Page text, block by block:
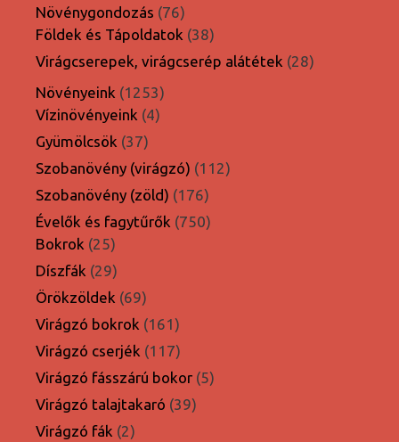
termék
Növénygondozás 7676
termék
Földek és Tápoldatok 3838
termék
Virágcserepek, virágcserép alátétek 2828
Növényeink 12531253
termék
Vízinövényeink 44
Gyümölcsök 3737
termék
Szobanövény (virágzó) 112112
Szobanövény (zöld) 176176
termék
Évelők és fagytűrők 750750
Bokrok 2525
termék
Díszfák 2929
termék
Örökzöldek 6969
termék
Virágzó bokrok 161161
termék
Virágzó cserjék 117117
termék
Virágzó fásszárú bokor 55
Virágzó talajtakaró 3939
Virágzó fák 22